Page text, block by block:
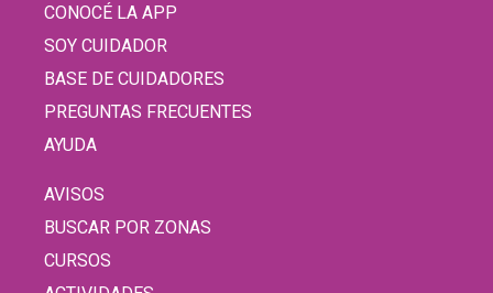
CONOCÉ LA APP
SOY CUIDADOR
BASE DE CUIDADORES
PREGUNTAS FRECUENTES
AYUDA
AVISOS
BUSCAR POR ZONAS
CURSOS